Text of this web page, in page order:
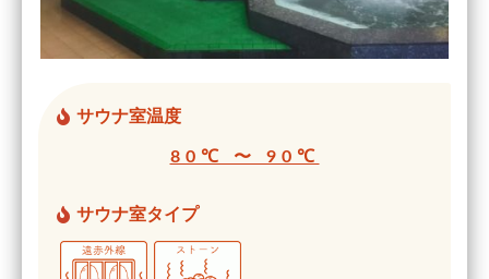
サウナ室温度
80℃ 〜 90℃
サウナ室タイプ